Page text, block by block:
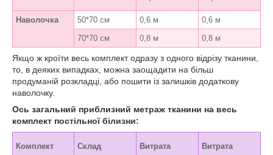
Наволочка 50*70 см 0,6 м
0,6 м
70*70 см
0,8 м 0,8 м
Якщо ж кроїти весь комплект одразу з одного відрізу тканини,
то, в деяких випадках, можна заощадити на більш
продуманій розкладці, або пошити із залишків додаткову
наволочку.
Ось загальний приблизний метраж тканини на весь
комплект постільної білизни:
Комплект
Склад
Витрата
Витрата